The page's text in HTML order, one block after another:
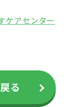
ケアセンター
る